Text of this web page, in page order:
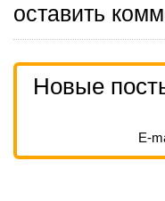
оставить
Новые
E-